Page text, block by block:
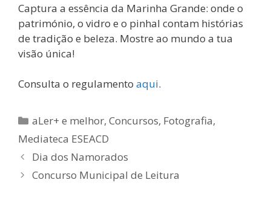
Captura a essência da Marinha Grande: onde o
património, o vidro e o pinhal contam histórias
de tradição e beleza. Mostre ao mundo a tua
visão única!
Consulta o regulamento aqui.
Categorias
aLer+ e melhor,Concursos, Fotografia,
Mediateca ESEACD
Dia dos Namorados
Concurso Municipal de Leitura